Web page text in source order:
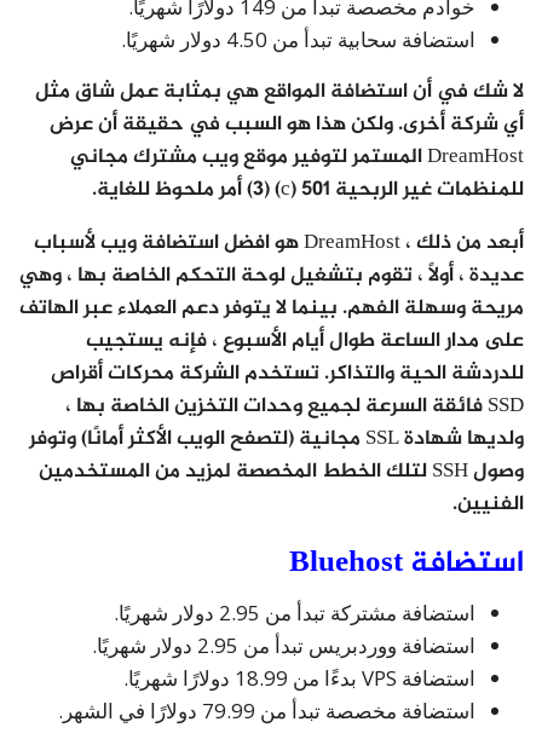
خوادم مخصصة تبدأ من 149 دولارًا شهريًا.
استضافة سحابية تبدأ من 4.50 دولار شهريًا.
لا شك في أن استضافة المواقع هي بمثابة عمل شاق مثل
أي شركة أخرى. ولكن هذا هو السبب في حقيقة أن عرض
DreamHost المستمر لتوفير موقع ويب مشترك مجاني
للمنظمات غير الربحية 501 (c) (3) أمر ملحوظ للغاية.
أبعد من ذلك ، DreamHost هو افضل استضافة ويب لأسباب
عديدة ، أولاً ، تقوم بتشغيل لوحة التحكم الخاصة بها ، وهي
مريحة وسهلة الفهم. بينما لا يتوفر دعم العملاء عبر الهاتف
على مدار الساعة طوال أيام الأسبوع ، فإنه يستجيب
للدردشة الحية والتذاكر. تستخدم الشركة محركات أقراص
SSD فائقة السرعة لجميع وحدات التخزين الخاصة بها ،
ولديها شهادة SSL مجانية (لتصفح الويب الأكثر أمانًا) وتوفر
وصول SSH لتلك الخطط المخصصة لمزيد من المستخدمين
الفنيين.
استضافة Bluehost
استضافة مشتركة تبدأ من 2.95 دولار شهريًا.
استضافة ووردبريس تبدأ من 2.95 دولار شهريًا.
استضافة VPS بدءًا من 18.99 دولارًا شهريًا.
استضافة مخصصة تبدأ من 79.99 دولارًا في الشهر.